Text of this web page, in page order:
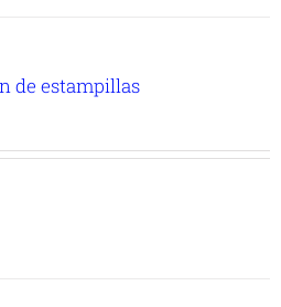
de estampillas